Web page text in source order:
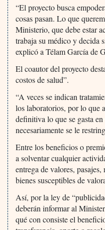
“El proyecto busca
cosas pasan. Lo que
Ministerio, que debe estar
trabaja su médico y decida
explicó a Télam García de
El coautor del proyecto
costos de salud”.
“A veces se indican
los laboratorios, por lo que
definitiva lo que se gasta
necesariamente se le
Entre los beneficios o
a solventar cualquier
entrega de valores,
bienes susceptibles de
Así, por la ley de
deberán informar al
qué con consiste el